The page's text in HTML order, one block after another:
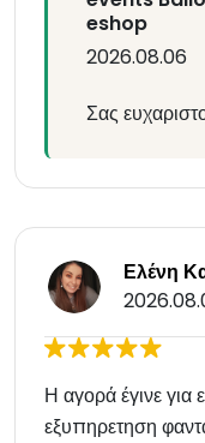
eshop
2026.08.06
Σας
Ελένη
Η αγορά έγινε
εξυπηρετηση